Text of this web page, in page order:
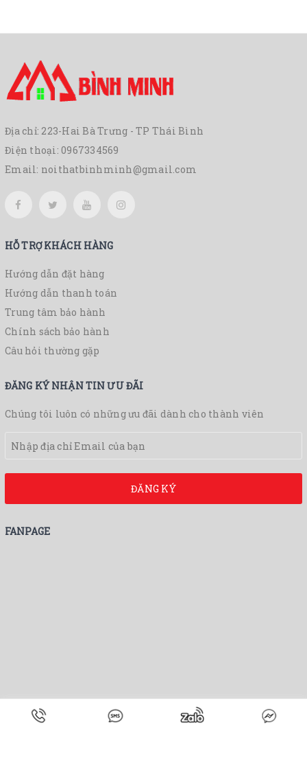
Địa chỉ: 223-Hai Bà Trưng - TP Thái Bình
Điện thoại: 0967334569
Email: noithatbinhminh@gmail.com
HỖ TRỢ KHÁCH HÀNG
Hướng dẫn đặt hàng
Hướng dẫn thanh toán
Trung tâm bảo hành
Chính sách bảo hành
Câu hỏi thường gặp
ĐĂNG KÝ NHẬN TIN ƯU ĐÃI
Chúng tôi luôn có những ưu đãi dành cho thành viên
ĐĂNG KÝ
FANPAGE
Bản quyền thuộc về © Nội thất Bình Minh